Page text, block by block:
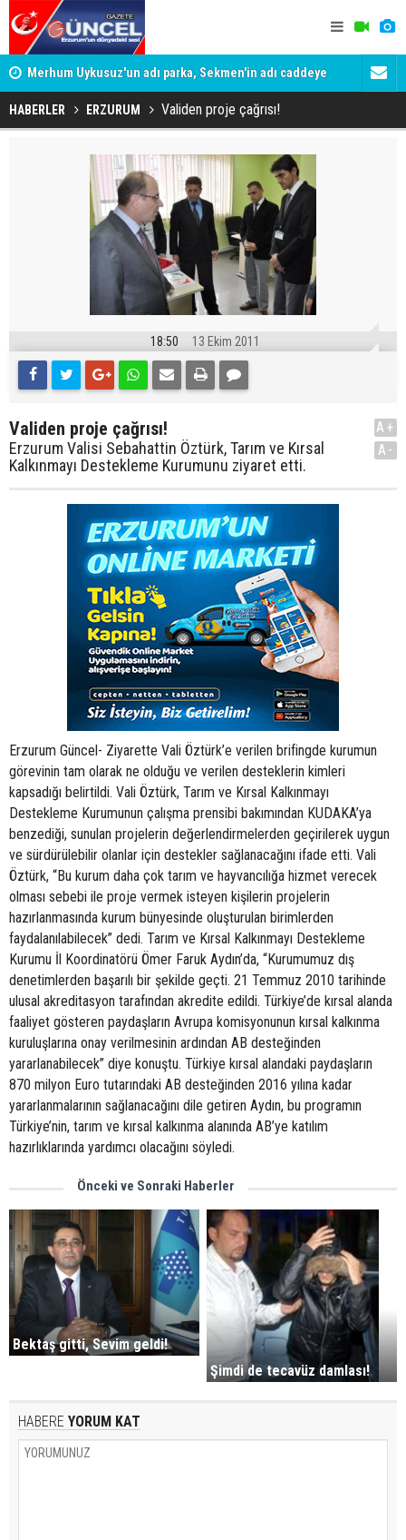
Merhum Uykusuz'un adı parka, Sekmen'in adı caddeye
verildi
HABERLER ERZURUM Validen proje çağrısı!
18:50 13 Ekim 2011
Validen proje çağrısı!
Erzurum Valisi Sebahattin Öztürk, Tarım ve Kırsal
Kalkınmayı Destekleme Kurumunu ziyaret etti.
A+
A-
Erzurum Güncel- Ziyarette Vali Öztürk’e verilen brifingde kurumun
görevinin tam olarak ne olduğu ve verilen desteklerin kimleri
kapsadığı belirtildi. Vali Öztürk, Tarım ve Kırsal Kalkınmayı
Destekleme Kurumunun çalışma prensibi bakımından KUDAKA’ya
benzediği, sunulan projelerin değerlendirmelerden geçirilerek uygun
ve sürdürülebilir olanlar için destekler sağlanacağını ifade etti. Vali
Öztürk, “Bu kurum daha çok tarım ve hayvancılığa hizmet verecek
olması sebebi ile proje vermek isteyen kişilerin projelerin
hazırlanmasında kurum bünyesinde oluşturulan birimlerden
faydalanılabilecek” dedi. Tarım ve Kırsal Kalkınmayı Destekleme
Kurumu İl Koordinatörü Ömer Faruk Aydın’da, “Kurumumuz dış
denetimlerden başarılı bir şekilde geçti. 21 Temmuz 2010 tarihinde
ulusal akreditasyon tarafından akredite edildi. Türkiye’de kırsal alanda
faaliyet gösteren paydaşların Avrupa komisyonunun kırsal kalkınma
kuruluşlarına onay verilmesinin ardından AB desteğinden
yararlanabilecek” diye konuştu. Türkiye kırsal alandaki paydaşların
870 milyon Euro tutarındaki AB desteğinden 2016 yılına kadar
yararlanmalarının sağlanacağını dile getiren Aydın, bu programın
Türkiye’nin, tarım ve kırsal kalkınma alanında AB’ye katılım
hazırlıklarında yardımcı olacağını söyledi.
Önceki ve Sonraki Haberler
Bektaş gitti, Sevim geldi!
Şimdi de tecavüz damlası!
HABERE YORUM KAT